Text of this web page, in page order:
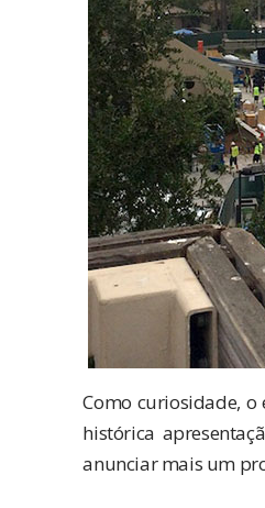
Como curiosidade, o
histórica
anunciar mais um